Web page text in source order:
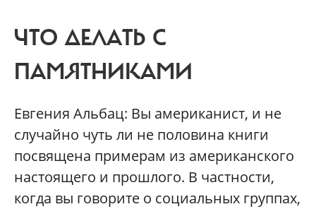
ЧТО ДЕЛАТЬ С
ПАМЯТНИКАМИ
Евгения Альбац: Вы американист, и не
случайно чуть ли не половина книги
посвящена примерам из американского
настоящего и прошлого. В частности,
когда вы говорите о социальных группах,